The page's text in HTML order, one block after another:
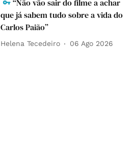
“Não vão sair do filme a achar
que já sabem tudo sobre a vida do
Carlos Paião”
Helena Tecedeiro 06 Ago 2026